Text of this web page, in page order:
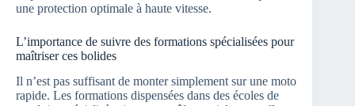
une protection optimale à haute vitesse.
L’importance de suivre des formations spécialisées pour
maîtriser ces bolides
Il n’est pas suffisant de monter simplement sur une moto
rapide. Les formations dispensées dans des écoles de